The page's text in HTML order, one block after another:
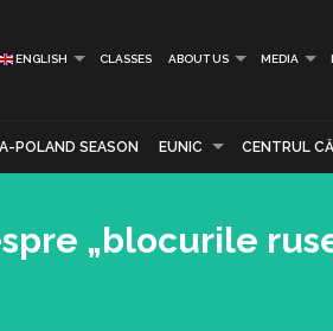
ENGLISH CLASSES ABOUT US MEDIA
POLAND SEASON EUNIC CENTRUL
„blocurile